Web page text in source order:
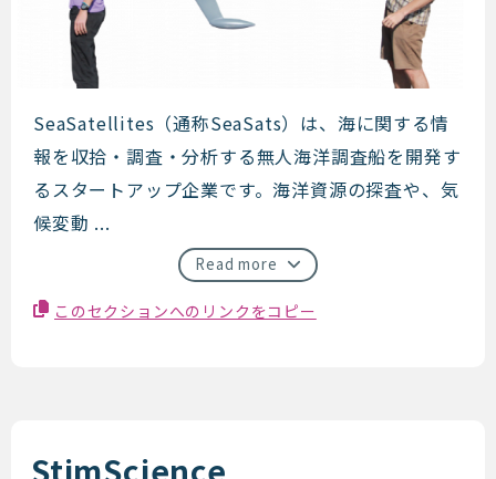
SeaSats
SeaSatellites（通称SeaSats）は、海に関する情
報を収拾・調査・分析する無人海洋調査船を開発す
るスタートアップ企業です。海洋資源の探査や、気
候変動 ...
Read more
このセクションへのリンクをコピー
StimScience